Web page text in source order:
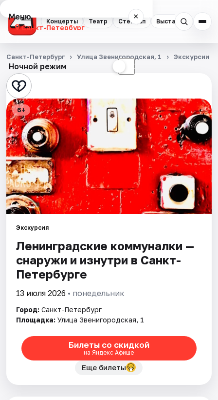
Концерты Театр Стендап Выставки
Меню ×
Санкт-Петербург
Концерты
Театр
Стендап
Выставки
Квесты
Экскурсии
Спорт
События
Города
Площадки
Артисты
Рейтинги
Ночной режим ☾
Санкт-Петербург Улица Звенигородская, 1 Экскурсии
6+
Экскурсия
Ленинградские коммуналки —
снаружи и изнутри в Санкт-
Петербурге
13 июля 2026 • понедельник
Город: Санкт-Петербург
Площадка: Улица Звенигородская, 1
Билеты со скидкой
на Яндекс Афише
Еще билеты